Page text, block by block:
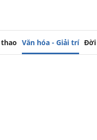
Văn hóa - Giải trí Đời